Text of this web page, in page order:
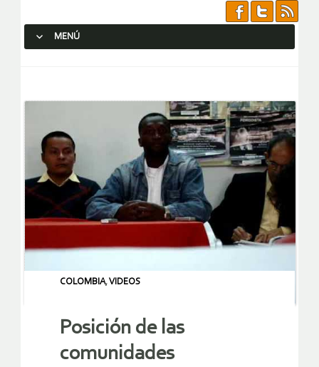
MENÚ
COLOMBIA,VIDEOS
Posición de las
comunidades